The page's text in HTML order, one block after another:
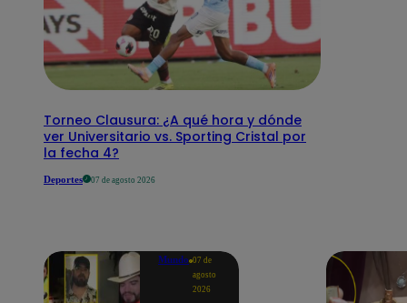
Torneo Clausura: ¿A qué hora y dónde
ver Universitario vs. Sporting Cristal por
la fecha 4?
Deportes 07 de agosto 2026
Mundo 07 de
agosto
2026